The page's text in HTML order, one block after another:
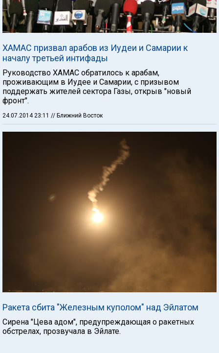
ХАМАС призвал арабов из Иудеи и Самарии к
началу третьей интифады
Руководство ХАМАС обратилось к арабам,
проживающим в Иудее и Самарии, с призывом
поддержать жителей сектора Газы, открыв "новый
фронт".
24.07.2014 23:11 // Ближний Восток
Ракета сбита "Железным куполом" над Эйлатом
Сирена "Цева адом", предупреждающая о ракетных
обстрелах, прозвучала в Эйлате.